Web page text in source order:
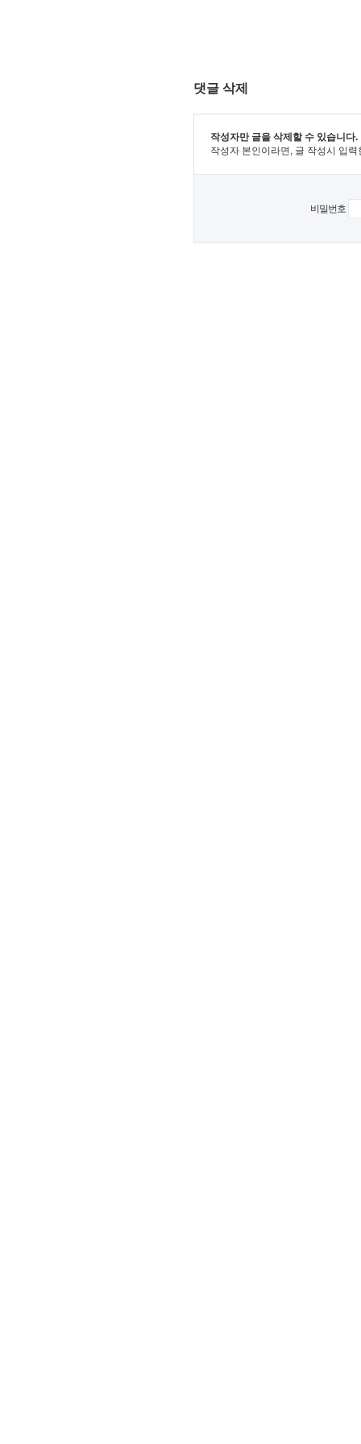
댓글 삭제
작성자만 글을 삭제할 수 있습니다.
작성자 본인이라면, 글 작성시 입
비밀번호